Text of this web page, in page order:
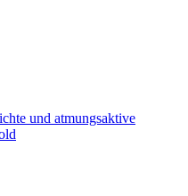
und atmungsaktive